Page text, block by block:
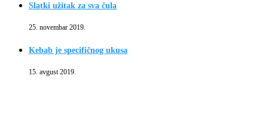
Slatki užitak za sva čula
25. novembar 2019.
Kebab je specifičnog ukusa
15. avgust 2019.